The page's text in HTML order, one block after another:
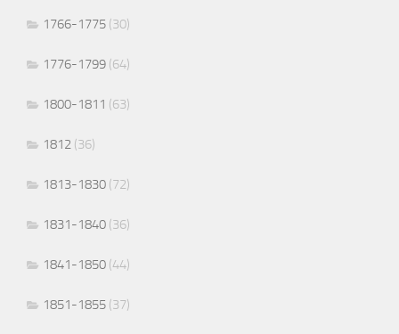
1766-1775 (30)
1776-1799 (64)
1800-1811 (63)
1812 (36)
1813-1830 (72)
1831-1840 (36)
1841-1850 (44)
1851-1855 (37)